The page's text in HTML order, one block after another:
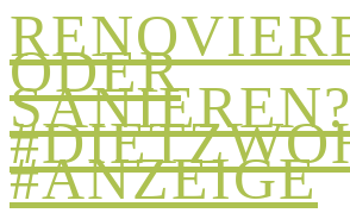
ODER
SANIEREN?
#ANZEIGE